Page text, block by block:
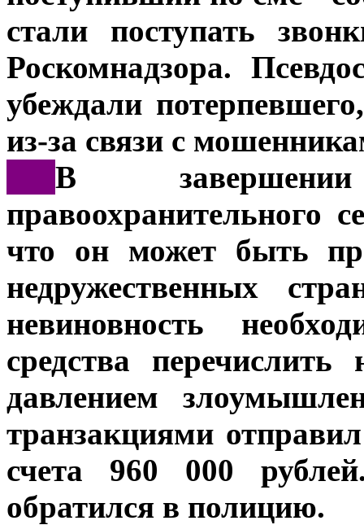
стали поступать
Роскомнадзора.
убеждали
из-за связи с
В
правоохранительного
что он может быть
недружественных
невиновность
средства
давлением
транзакциями
счета 960 000
обратился в полицию.